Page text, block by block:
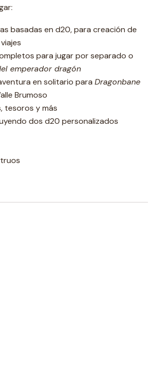
basadas en d20, para creación de
para jugar por separado o
emperador dragón
en solitario para Dragonbane
Brumoso
tesoros y más
dos d20 personalizados